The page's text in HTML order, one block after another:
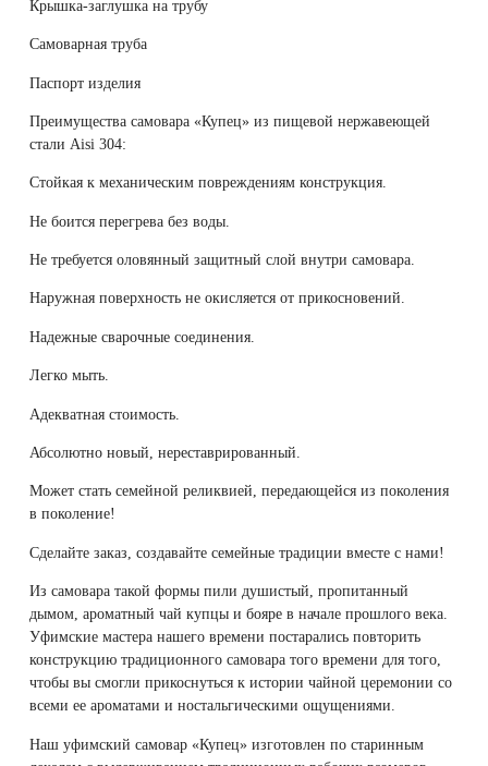
Крышка-заглушка на трубу
Самоварная труба
Паспорт изделия
Преимущества самовара «Купец» из пищевой нержавеющей
стали Аisi 304:
Cтойкая к механическим повреждениям конструкция.
Не боится перегрева без воды.
Не требуется оловянный защитный слой внутри самовара.
Наружная поверхность не окисляется от прикосновений.
Надежные сварочные соединения.
Легко мыть.
Адекватная стоимость.
Абсолютно новый, нереставрированный.
Может стать семейной реликвией, передающейся из поколения
в поколение!
Сделайте заказ, создавайте семейные традиции вместе с нами!
Из самовара такой формы пили душистый, пропитанный
дымом, ароматный чай купцы и бояре в начале прошлого века.
Уфимские мастера нашего времени постарались повторить
конструкцию традиционного самовара того времени для того,
чтобы вы смогли прикоснуться к истории чайной церемонии со
всеми ее ароматами и ностальгическими ощущениями.
Наш уфимский самовар «Купец» изготовлен по старинным